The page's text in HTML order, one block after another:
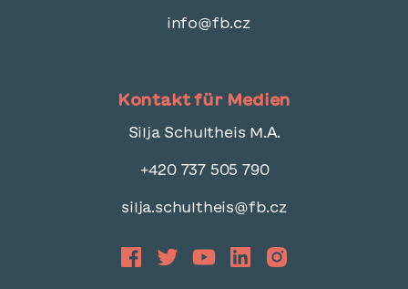
info@fb.cz
Kontakt für Medien
Silja Schultheis M.A.
+420 737 505 790
silja.schultheis@fb.cz